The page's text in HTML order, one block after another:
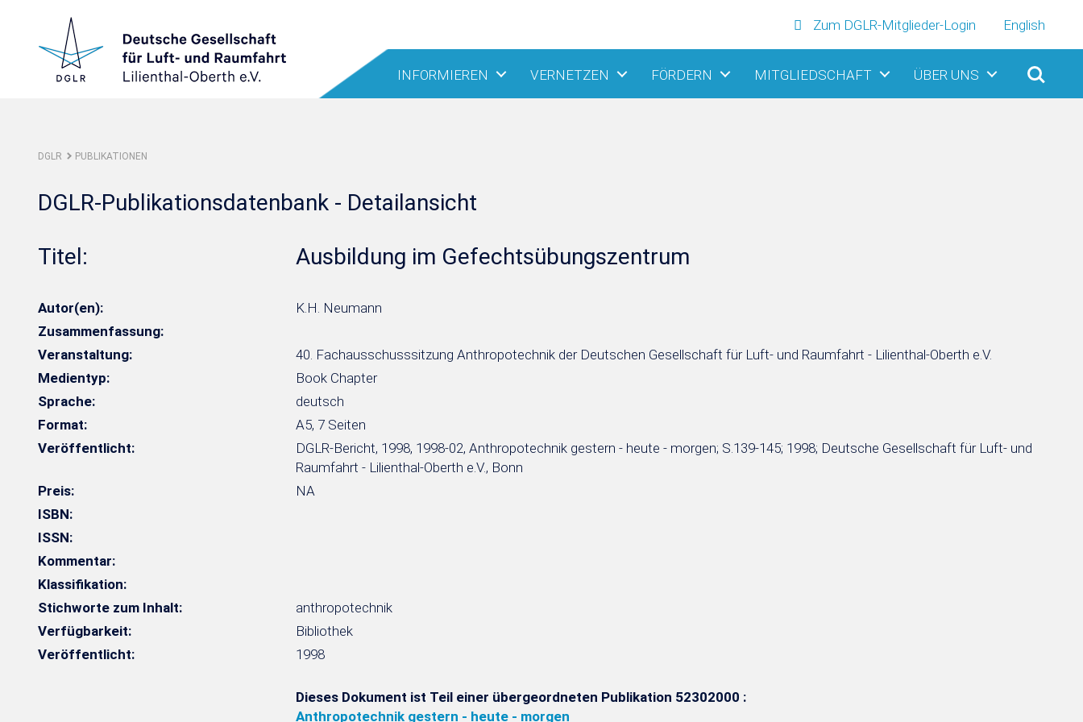
Zum DGLR-Mitglieder-Login English
INFORMIEREN VERNETZEN FÖRDERN MITGLIEDSCHAFT ÜBER UNS
DGLR PUBLIKATIONEN
DGLR-Publikationsdatenbank - Detailansicht
Titel: Ausbildung im Gefechtsübungszentrum
Autor(en):
K.H. Neumann
Zusammenfassung:
Veranstaltung:
40. Fachausschusssitzung Anthropotechnik der Deutschen Gesellschaft für Luft- und Raumfahrt - Lilienthal-Oberth e.V.
Medientyp:
Book Chapter
Sprache:
deutsch
Format:
A5, 7 Seiten
Veröffentlicht:
DGLR-Bericht, 1998, 1998-02, Anthropotechnik gestern - heute - morgen; S.139-145; 1998; Deutsche Gesellschaft für Luft- und
Raumfahrt - Lilienthal-Oberth e.V., Bonn
Preis:
NA
ISBN:
ISSN:
Kommentar:
Klassifikation:
Stichworte zum Inhalt:
anthropotechnik
Verfügbarkeit:
Bibliothek
Veröffentlicht:
1998
Dieses Dokument ist Teil einer übergeordneten Publikation 52302000 :
Anthropotechnik gestern - heute - morgen